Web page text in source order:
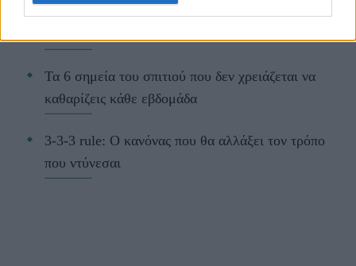
Τα 6 σημεία του σπιτιού που δεν χρειάζεται να
καθαρίζεις κάθε εβδομάδα
3-3-3 rule: Ο κανόνας που θα αλλάξει τον τρόπο
που ντύνεσαι